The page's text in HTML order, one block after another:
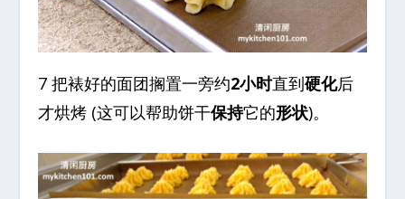
7 把裱好的面团搁置一旁约2小时直到硬化后
才烘烤 (这可以帮助饼干保持它的形状)。